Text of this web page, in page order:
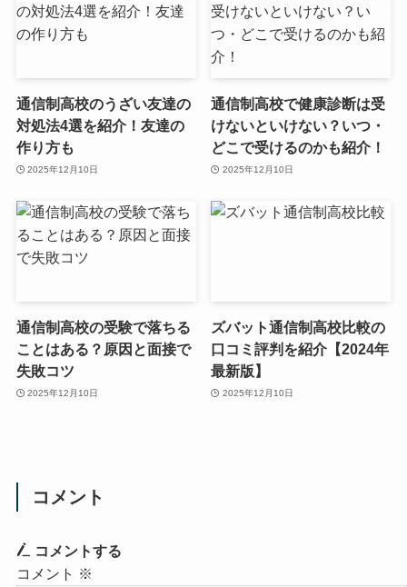
通信制高校のうざい友達の
対処法4選を紹介！友達の
作り方も
2025年12月10日
通信制高校で健康診断は受
けないといけない？いつ・
どこで受けるのかも紹介！
2025年12月10日
通信制高校の受験で落ちる
ことはある？原因と面接で
失敗コツ
2025年12月10日
ズバット通信制高校比較の
口コミ評判を紹介【2024年
最新版】
2025年12月10日
コメント
コメントする
コメント ※